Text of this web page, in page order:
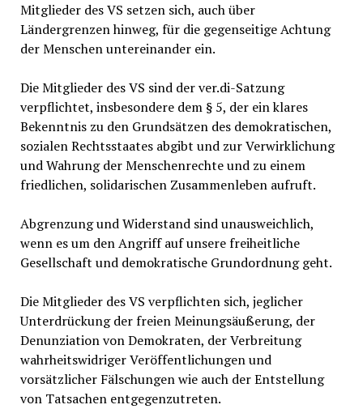
Mitglieder des VS setzen sich, auch über
Ländergrenzen hinweg, für die gegenseitige Achtung
der Menschen untereinander ein.
Die Mitglieder des VS sind der ver.di-Satzung
verpflichtet, insbesondere dem § 5, der ein klares
Bekenntnis zu den Grundsätzen des demokratischen,
sozialen Rechtsstaates abgibt und zur Verwirklichung
und Wahrung der Menschenrechte und zu einem
friedlichen, solidarischen Zusammenleben aufruft.
Abgrenzung und Widerstand sind unausweichlich,
wenn es um den Angriff auf unsere freiheitliche
Gesellschaft und demokratische Grundordnung geht.
Die Mitglieder des VS verpflichten sich, jeglicher
Unterdrückung der freien Meinungsäußerung, der
Denunziation von Demokraten, der Verbreitung
wahrheitswidriger Veröffentlichungen und
vorsätzlicher Fälschungen wie auch der Entstellung
von Tatsachen entgegenzutreten.